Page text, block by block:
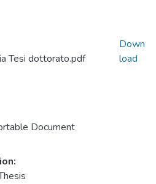
Tesi dottorato.pdf
Document
Down
load